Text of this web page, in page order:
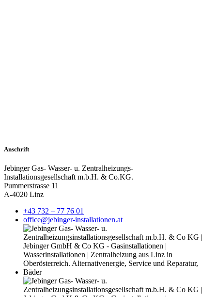
Anschrift
Jebinger Gas- Wasser- u. Zentralheizungs-
Installationsgesellschaft m.b.H. & Co.KG.
Pummerstrasse 11
A-4020 Linz
+43 732 – 77 76 01
office@jebinger-installationen.at